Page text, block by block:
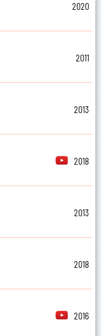
2020
2011
2013
2018
2013
2018
2016